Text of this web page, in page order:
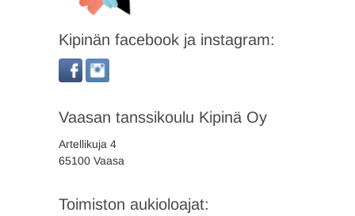
Kipinän facebook ja instagram:
Vaasan tanssikoulu Kipinä Oy
Artellikuja 4
65100 Vaasa
Toimiston aukioloajat: